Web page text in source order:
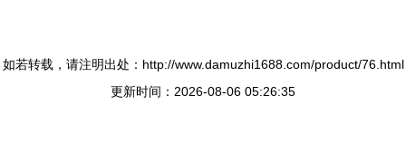
如若转载，请注明出处：http://www.damuzhi1688.com/product/76.html
更新时间：2026-08-06 05:26:35